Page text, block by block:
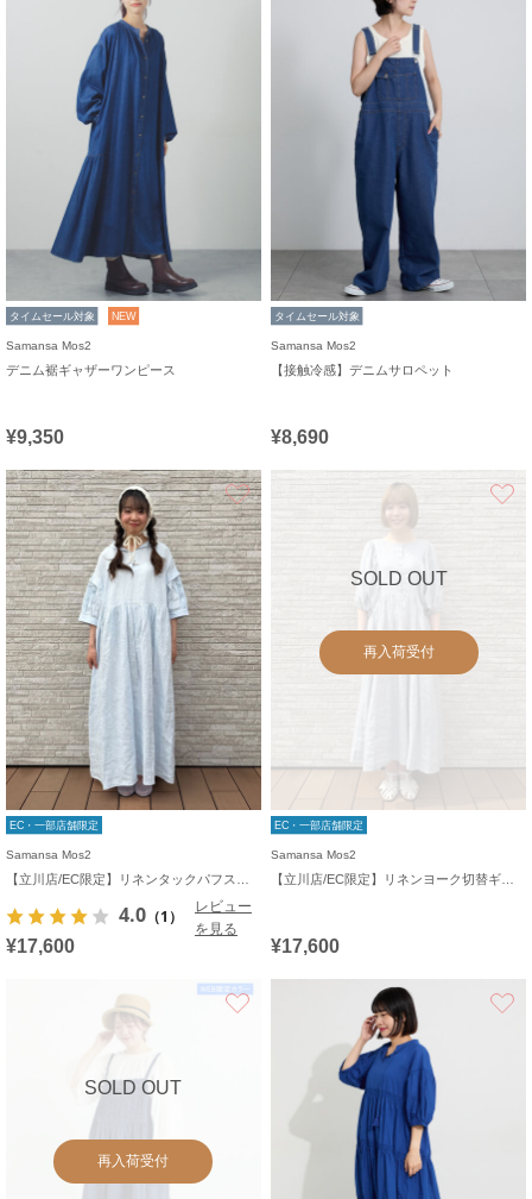
タイムセール対象 NEW
Samansa Mos2
デニム裾ギャザーワンピース
¥9,350
タイムセール対象
Samansa Mos2
【接触冷感】デニムサロペット
¥8,690
お気に入り
EC・一部店舗限定
Samansa Mos2
4.0 （1）
レビュー
を見る
¥17,600
SOLD OUT
再入荷受付
EC・一部店舗限定
Samansa Mos2
¥17,600
SOLD OUT
再入荷受付